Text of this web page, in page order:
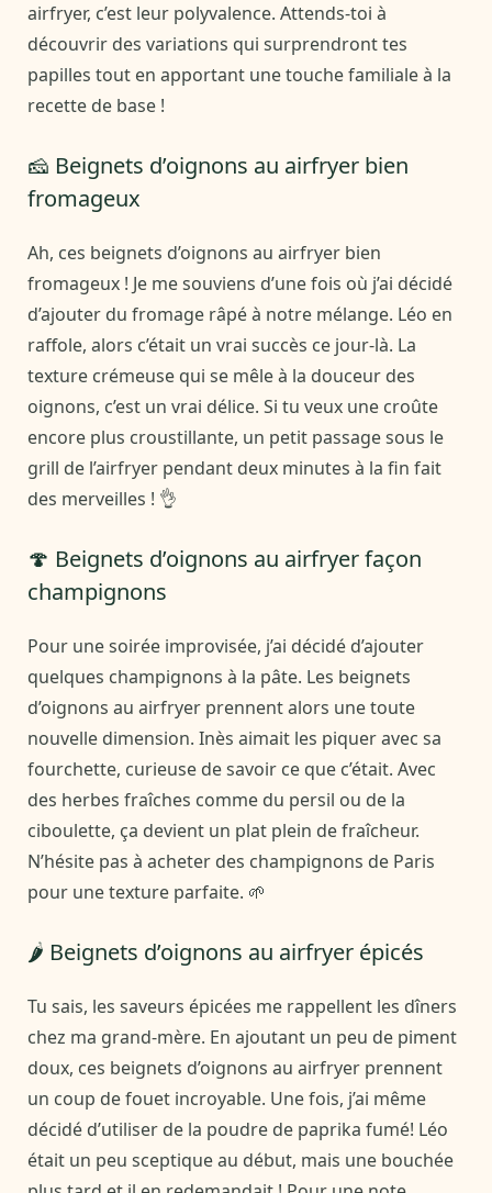
airfryer, c’est leur polyvalence. Attends-toi à
découvrir des variations qui surprendront tes
papilles tout en apportant une touche familiale à la
recette de base !
🧀 Beignets d’oignons au airfryer bien
fromageux
Ah, ces beignets d’oignons au airfryer bien
fromageux ! Je me souviens d’une fois où j’ai décidé
d’ajouter du fromage râpé à notre mélange. Léo en
raffole, alors c’était un vrai succès ce jour-là. La
texture crémeuse qui se mêle à la douceur des
oignons, c’est un vrai délice. Si tu veux une croûte
encore plus croustillante, un petit passage sous le
grill de l’airfryer pendant deux minutes à la fin fait
des merveilles ! 👌
🍄 Beignets d’oignons au airfryer façon
champignons
Pour une soirée improvisée, j’ai décidé d’ajouter
quelques champignons à la pâte. Les beignets
d’oignons au airfryer prennent alors une toute
nouvelle dimension. Inès aimait les piquer avec sa
fourchette, curieuse de savoir ce que c’était. Avec
des herbes fraîches comme du persil ou de la
ciboulette, ça devient un plat plein de fraîcheur.
N’hésite pas à acheter des champignons de Paris
pour une texture parfaite. 🌱
🌶️ Beignets d’oignons au airfryer épicés
Tu sais, les saveurs épicées me rappellent les dîners
chez ma grand-mère. En ajoutant un peu de piment
doux, ces beignets d’oignons au airfryer prennent
un coup de fouet incroyable. Une fois, j’ai même
décidé d’utiliser de la poudre de paprika fumé! Léo
était un peu sceptique au début, mais une bouchée